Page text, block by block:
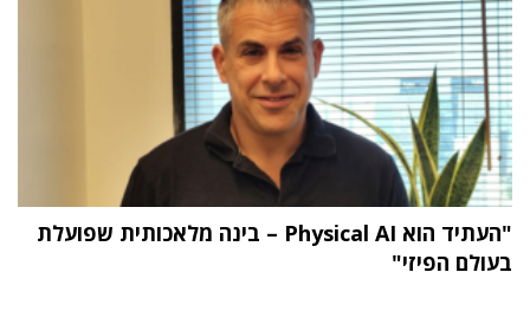
"העתיד הוא Physical AI – בינה מלאכותית שפועלת
בעולם הפיזי"